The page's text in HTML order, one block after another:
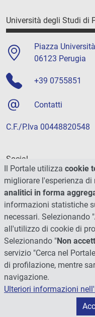
Università degli Studi di
Piazza
06123 Perugia
+39 0755851
Contatti
C.F./P.Iva 00448820548
Social
© 2026 -
Il Portale utilizza cookie
migliorare l'esperienza di
analitici in forma
informazioni statistiche
necessari. Selezionando "
all'utilizzo di cookie di
Selezionando "Non
servizio "Cerca nel
di profilazione, mentre
navigazione.
Ulteriori informazioni